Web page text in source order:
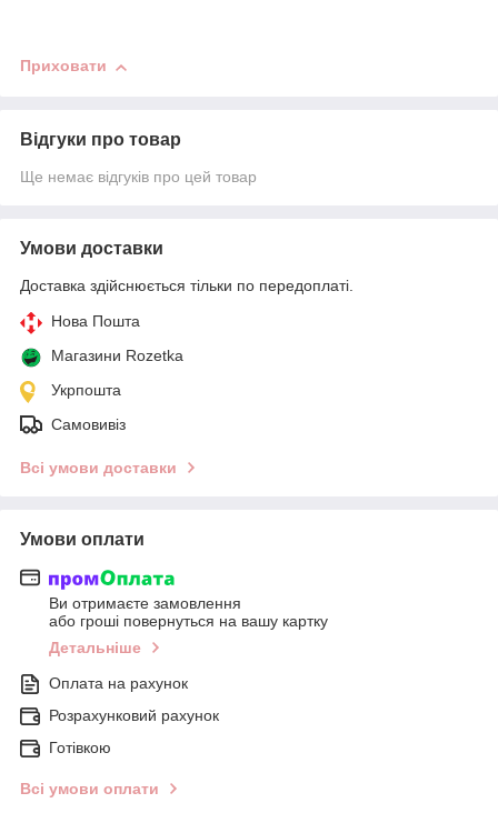
Приховати
Відгуки про товар
Ще немає відгуків про цей товар
Умови доставки
Доставка здійснюється тільки по передоплаті.
Нова Пошта
Магазини Rozetka
Укрпошта
Самовивіз
Всі умови доставки
Умови оплати
Ви отримаєте замовлення
або гроші повернуться на вашу картку
Детальніше
Оплата на рахунок
Розрахунковий рахунок
Готівкою
Всі умови оплати